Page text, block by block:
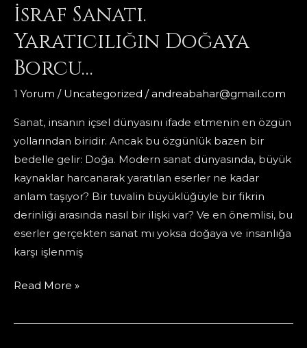
Kaosla
Eden
Düzen
İsraf Sanatı.
Yaratıcılığın Doğaya
Borcu…
1 Yorum / Uncategorized /andreabahar@gmail.com
Sanat, insanın içsel dünyasını ifade etmenin en özgün
yollarından biridir. Ancak bu özgünlük bazen bir
bedelle gelir: Doğa. Modern sanat dünyasında, büyük
kaynaklar harcanarak yaratılan eserler ne kadar
anlam taşıyor? Bir tuvalin büyüklüğüyle bir fikrin
derinliği arasında nasıl bir ilişki var? Ve en önemlisi, bu
eserler gerçekten sanat mı yoksa doğaya ve insanlığa
karşı işlenmiş
İsraf
Yaratıcılığın
Read More »